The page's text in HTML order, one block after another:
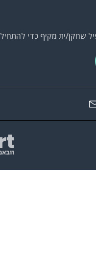
שחקן/ית מקיף כדי להתחיל